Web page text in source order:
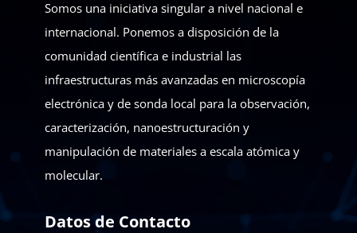
Somos una iniciativa singular a nivel nacional e
internacional. Ponemos a disposición de la
comunidad científica e industrial las
infraestructuras más avanzadas en microscopía
electrónica y de sonda local para la observación,
caracterización, nanoestructuración y
manipulación de materiales a escala atómica y
molecular.
Datos de Contacto